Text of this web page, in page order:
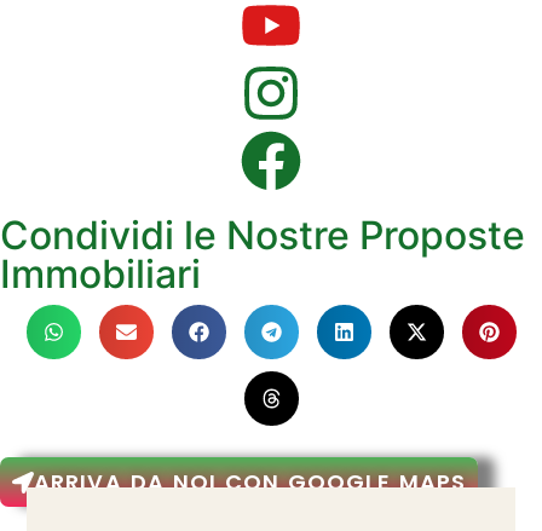
Condividi le Nostre Proposte
Immobiliari
ARRIVA DA NOI CON GOOGLE MAPS